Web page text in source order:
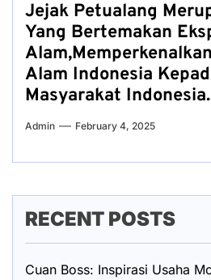
Jejak Petualang
Yang Bertemakan
Alam Indonesia
Masyarakat Indonesia.
Admin February 4, 2025
RECENT POSTS
Cuan Boss: Inspirasi Usaha